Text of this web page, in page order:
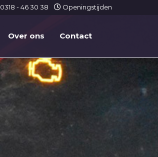
0318 - 46 30 38 Openingstijden
Over ons Contact